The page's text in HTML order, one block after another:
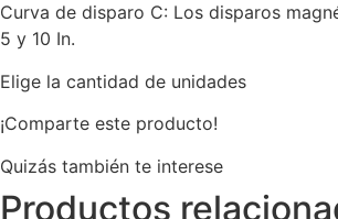
Curva de disparo C: Los disparos
5 y 10 In.
Elige la cantidad de unidades
¡Comparte este producto!
Quizás también te interese
Productos